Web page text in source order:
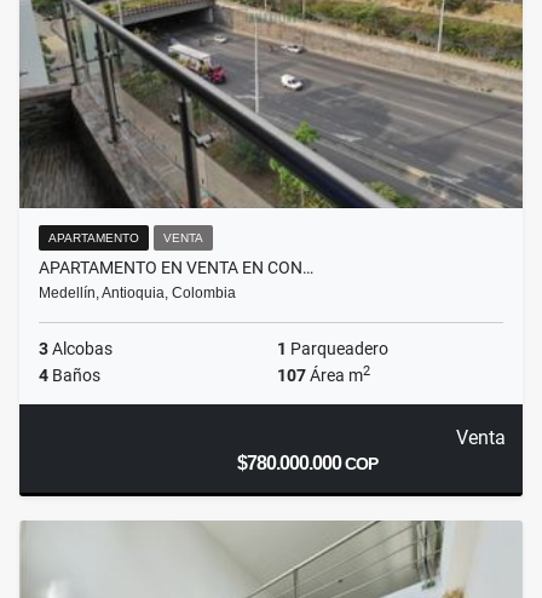
APARTAMENTO VENTA
APARTAMENTO EN VENTA EN CON…
Medellín, Antioquia, Colombia
3Alcobas 1 Parqueadero
4 Baños 107Área m2
Venta
$780.000.000COP